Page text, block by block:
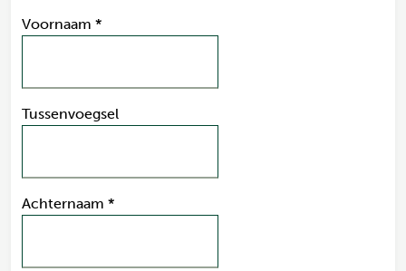
Voornaam *
Tussenvoegsel
Achternaam *